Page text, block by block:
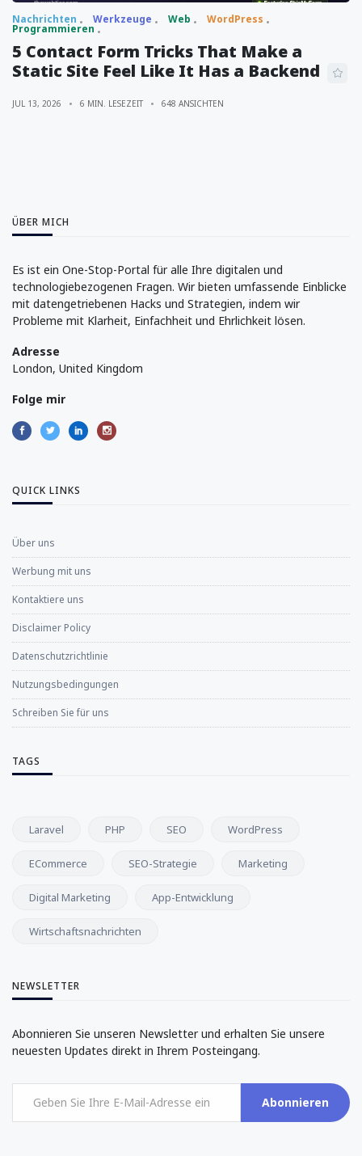
Nachrichten Werkzeuge Web WordPress
Programmieren
5 Contact Form Tricks That Make a
Static Site Feel Like It Has a Backend
JUL 13, 2026 6 MIN. LESEZEIT 648 ANSICHTEN
ÜBER MICH
Es ist ein One-Stop-Portal für alle Ihre digitalen und
technologiebezogenen Fragen. Wir bieten umfassende Einblicke
mit datengetriebenen Hacks und Strategien, indem wir
Probleme mit Klarheit, Einfachheit und Ehrlichkeit lösen.
Adresse
London, United Kingdom
Folge mir
QUICK LINKS
Über uns
Werbung mit uns
Kontaktiere uns
Disclaimer Policy
Datenschutzrichtlinie
Nutzungsbedingungen
Schreiben Sie für uns
TAGS
Laravel PHP SEO WordPress
ECommerce SEO-Strategie Marketing
Digital Marketing App-Entwicklung
Wirtschaftsnachrichten
NEWSLETTER
Abonnieren Sie unseren Newsletter und erhalten Sie unsere
neuesten Updates direkt in Ihrem Posteingang.
Abonnieren